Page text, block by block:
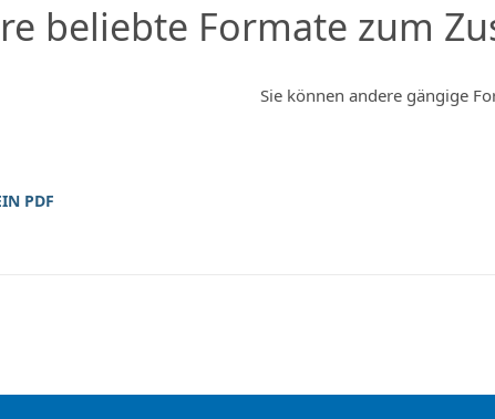
beliebte Formate zum
Sie können andere gängige
PDF